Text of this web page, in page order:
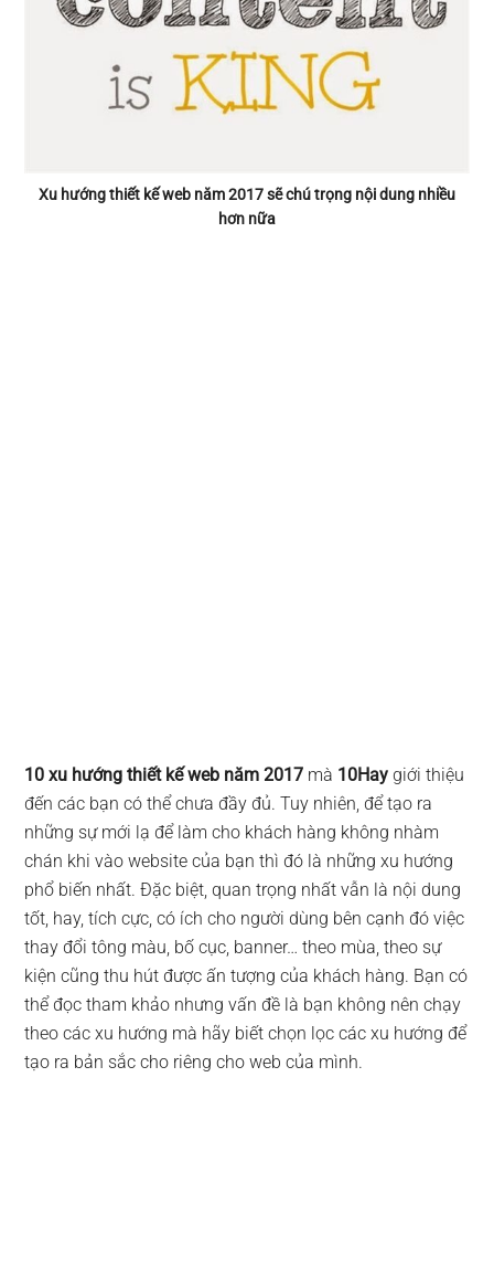
Xu hướng thiết kế web năm 2017 sẽ chú trọng nội dung nhiều
hơn nữa
10 xu hướng thiết kế web năm 2017 mà 10Haygiới thiệu
đến các bạn có thể chưa đầy đủ. Tuy nhiên, để tạo ra
những sự mới lạ để làm cho khách hàng không nhàm
chán khi vào website của bạn thì đó là những xu hướng
phổ biến nhất. Đặc biệt, quan trọng nhất vẫn là nội dung
tốt, hay, tích cực, có ích cho người dùng bên cạnh đó việc
thay đổi tông màu, bố cục, banner… theo mùa, theo sự
kiện cũng thu hút được ấn tượng của khách hàng. Bạn có
thể đọc tham khảo nhưng vấn đề là bạn không nên chạy
theo các xu hướng mà hãy biết chọn lọc các xu hướng để
tạo ra bản sắc cho riêng cho web của mình.